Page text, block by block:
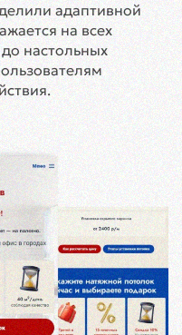
адаптивной
на всех
настольных